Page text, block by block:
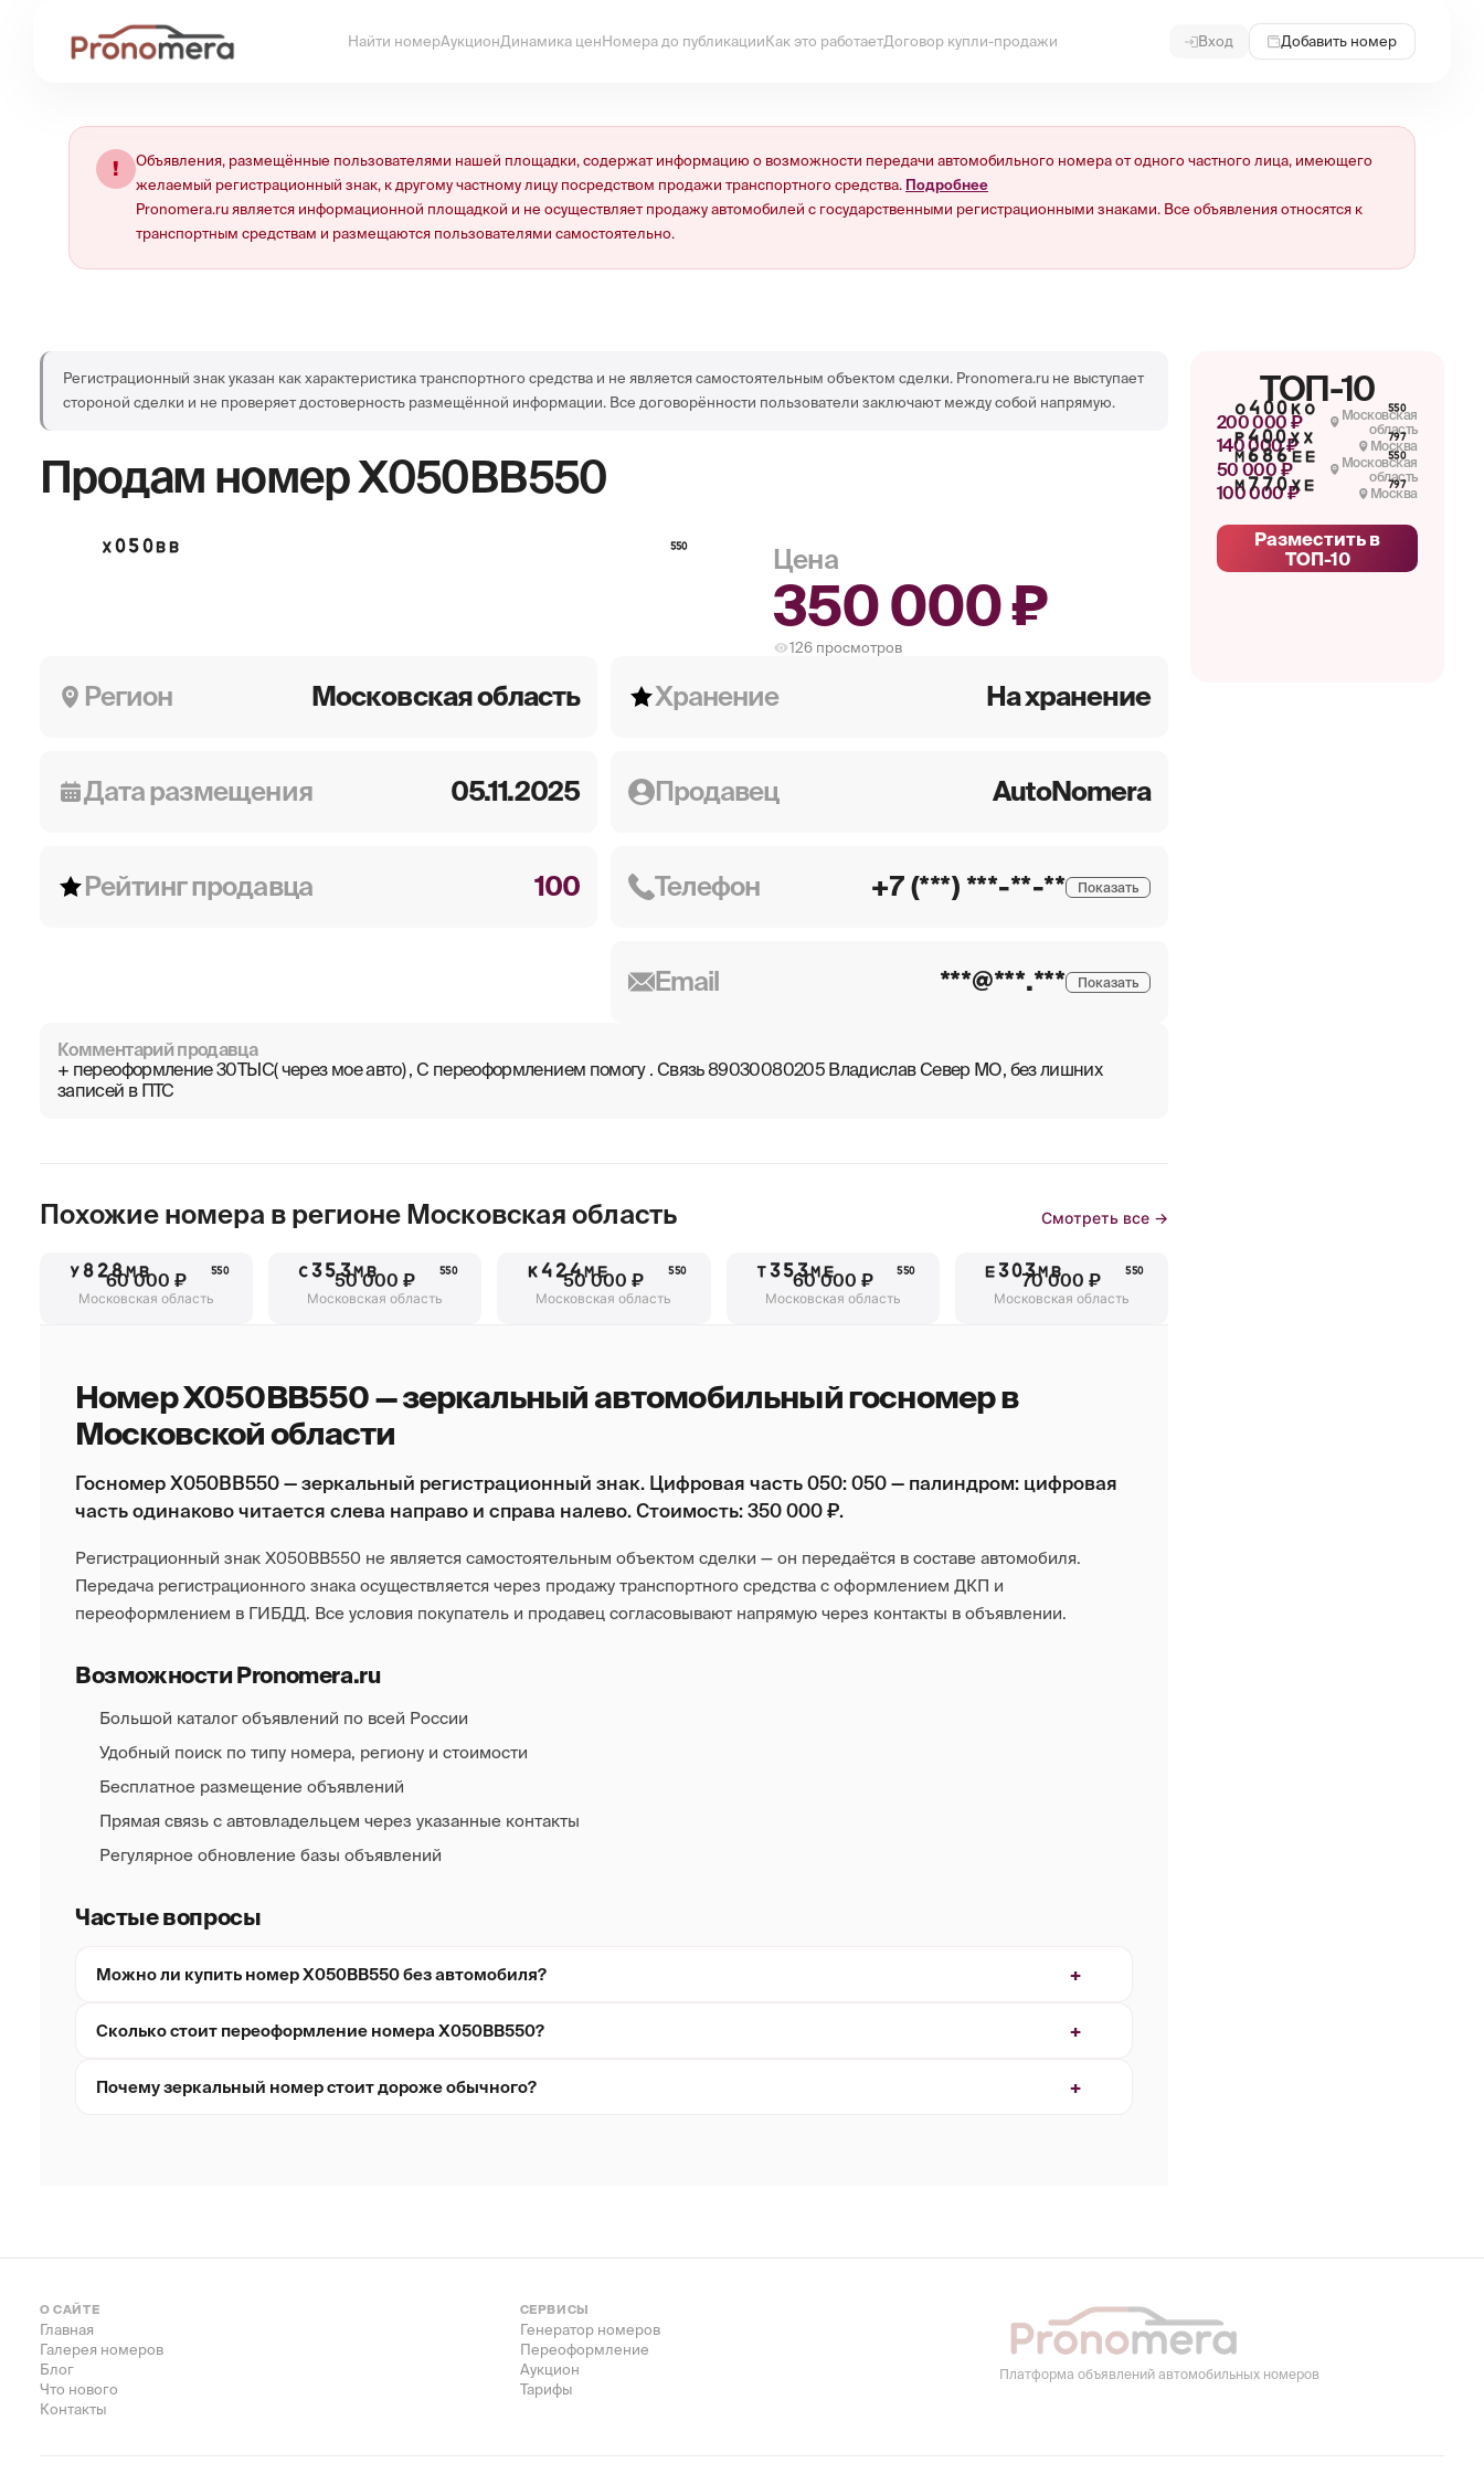
Найти номерАукционДинамика цен Номера до публикации Как это работаетДоговор купли-продажи Вход Добавить номер
!
Объявления, размещённые пользователями нашей площадки, содержат информацию о возможности передачи автомобильного номера от одного частного лица, имеющего
желаемый регистрационный знак, к другому частному лицу посредством продажи транспортного средства. Подробнее
Pronomera.ru является информационной площадкой и не осуществляет продажу автомобилей с государственными регистрационными знаками. Все объявления относятся к
транспортным средствам и размещаются пользователями самостоятельно.
Регистрационный знак указан как характеристика транспортного средства и не является самостоятельным объектом сделки. Pronomera.ru не выступает
стороной сделки и не проверяет достоверность размещённой информации. Все договорённости пользователи заключают между собой напрямую.
Продам номерХ050ВВ550
Х050ВВ 550 Цена
350 000 ₽
126 просмотров
Регион Московская область Хранение На хранение
Дата размещения 05.11.2025 Продавец AutoNomera
Рейтинг продавца 100 Телефон +7 (***) ***-**-** Показать
Email ***@***.*** Показать
Комментарий продавца
+ переоформление 30ТЫС( через мое авто) , С переоформлением помогу . Связь 89030080205 Владислав Север МО, без лишних
записей в ПТС
Похожие номера в регионе Московская область Смотреть все →
У828МВ 550
60 000 ₽
Московская область
С353МВ 550
50 000 ₽
Московская область
К424МЕ 550
50 000 ₽
Московская область
Т353МЕ 550
60 000 ₽
Московская область
Е303МВ 550
70 000 ₽
Московская область
Номер Х050ВВ550 — зеркальный автомобильный госномер в
Московской области
Госномер Х050ВВ550 — зеркальный регистрационный знак. Цифровая часть 050: 050 — палиндром: цифровая
часть одинаково читается слева направо и справа налево. Стоимость: 350 000 ₽.
Регистрационный знак Х050ВВ550 не является самостоятельным объектом сделки — он передаётся в составе автомобиля.
Передача регистрационного знака осуществляется через продажу транспортного средства с оформлением ДКП и
переоформлением в ГИБДД. Все условия покупатель и продавец согласовывают напрямую через контакты в объявлении.
Возможности Pronomera.ru
Большой каталог объявлений по всей России
Удобный поиск по типу номера, региону и стоимости
Бесплатное размещение объявлений
Прямая связь с автовладельцем через указанные контакты
Регулярное обновление базы объявлений
Частые вопросы
Можно ли купить номер Х050ВВ550 без автомобиля?
Сколько стоит переоформление номера Х050ВВ550?
Почему зеркальный номер стоит дороже обычного?
ТОП-10
О400КО 550
200 000 ₽
Московская
область
Р400ХХ 797
140 000 ₽ Москва
М686ЕЕ 550
50 000 ₽
Московская
область
М770ХЕ 797
100 000 ₽ Москва
Разместить в
ТОП-10
О САЙТЕ
Главная
Галерея номеров
Блог
Что нового
Контакты
СЕРВИСЫ
Генератор номеров
Переоформление
Аукцион
Тарифы
Платформа объявлений автомобильных номеров